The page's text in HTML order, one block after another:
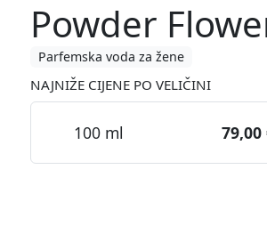
Powder
Parfemska voda za žene
NAJNIŽE CIJENE PO VELIČINI
100 ml 79,00